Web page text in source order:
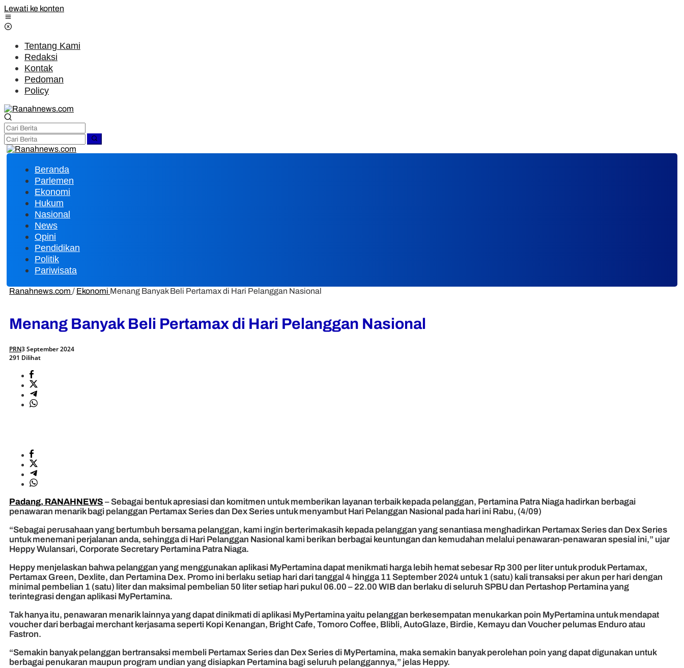
Lewati ke konten
Tentang Kami
Redaksi
Kontak
Pedoman
Policy
Beranda
Parlemen
Ekonomi
Hukum
Nasional
News
Opini
Pendidikan
Politik
Pariwisata
Ranahnews.com / Ekonomi Menang Banyak Beli Pertamax di Hari Pelanggan Nasional
Menang Banyak Beli Pertamax di Hari Pelanggan Nasional
PRN3 September 2024
291 Dilihat
Padang, RANAHNEWS – Sebagai bentuk apresiasi dan komitmen untuk memberikan layanan terbaik kepada pelanggan, Pertamina Patra Niaga hadirkan berbagai
penawaran menarik bagi pelanggan Pertamax Series dan Dex Series untuk menyambut Hari Pelanggan Nasional pada hari ini Rabu, (4/09)
“Sebagai perusahaan yang bertumbuh bersama pelanggan, kami ingin berterimakasih kepada pelanggan yang senantiasa menghadirkan Pertamax Series dan Dex Series
untuk menemani perjalanan anda, sehingga di Hari Pelanggan Nasional kami berikan berbagai keuntungan dan kemudahan melalui penawaran-penawaran spesial ini,” ujar
Heppy Wulansari, Corporate Secretary Pertamina Patra Niaga.
Heppy menjelaskan bahwa pelanggan yang menggunakan aplikasi MyPertamina dapat menikmati harga lebih hemat sebesar Rp 300 per liter untuk produk Pertamax,
Pertamax Green, Dexlite, dan Pertamina Dex. Promo ini berlaku setiap hari dari tanggal 4 hingga 11 September 2024 untuk 1 (satu) kali transaksi per akun per hari dengan
minimal pembelian 1 (satu) liter dan maksimal pembelian 50 liter setiap hari pukul 06.00 – 22.00 WIB dan berlaku di seluruh SPBU dan Pertashop Pertamina yang
terintegrasi dengan aplikasi MyPertamina.
Tak hanya itu, penawaran menarik lainnya yang dapat dinikmati di aplikasi MyPertamina yaitu pelanggan berkesempatan menukarkan poin MyPertamina untuk mendapat
voucher dari berbagai merchant kerjasama seperti Kopi Kenangan, Bright Cafe, Tomoro Coffee, Blibli, AutoGlaze, Birdie, Kemayu dan Voucher pelumas Enduro atau
Fastron.
“Semakin banyak pelanggan bertransaksi membeli Pertamax Series dan Dex Series di MyPertamina, maka semakin banyak perolehan poin yang dapat digunakan untuk
berbagai penukaran maupun program undian yang disiapkan Pertamina bagi seluruh pelanggannya,” jelas Heppy.